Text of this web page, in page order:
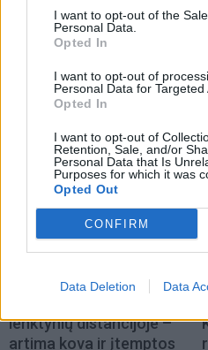
I want to opt-out of the
Personal Data.
Opted In
I want to opt-out of
Personal Data for Targeted
Opted In
I want to opt-out of
Retention, Sale, and/or
Personal Data that Is
Purposes for which it was
Opted Out
CONFIRM
Data Deletion Data
Miesto centre - nauja
jachtų prieplauka(3)
lenktynių distancijoje –
artima kova ir įtemptos